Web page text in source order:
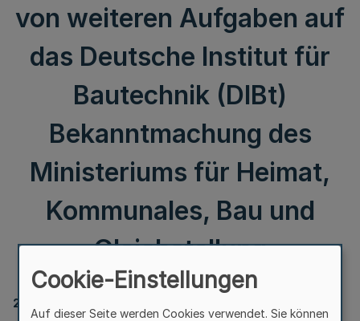
von weiteren Aufgaben auf
das Deutsche Institut für
Bautechnik (DIBt)
Bekanntmachung des
Ministeriums für Heimat,
Kommunales, Bau und
Gleichstellung
232
Cookie-Einstellungen
Auf dieser Seite werden Cookies verwendet. Sie können